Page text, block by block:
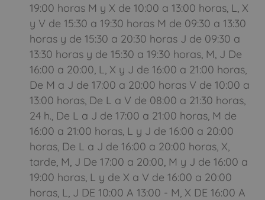
19:00 horas M y X de 10:00 a 13:00 horas, L, X
y V de 15:30 a 19:30 horas M de 09:30 a 13:30
horas y de 15:30 a 20:30 horas J de 09:30 a
13:30 horas y de 15:30 a 19:30 horas, M, J De
16:00 a 20:00, L, X y J de 16:00 a 21:00 horas,
De M a J de 17:00 a 20:00 horas V de 10:00 a
13:00 horas, De L a V de 08:00 a 21:30 horas,
24 h., De L a J de 17:00 a 21:00 horas, M de
16:00 a 21:00 horas, L y J de 16:00 a 20:00
horas, De L a J de 16:00 a 20:00 horas, X,
tarde, M, J De 17:00 a 20:00, M y J de 16:00 a
19:00 horas, L y de X a V de 16:00 a 20:00
horas, L, J DE 10:00 A 13:00 - M, X DE 16:00 A